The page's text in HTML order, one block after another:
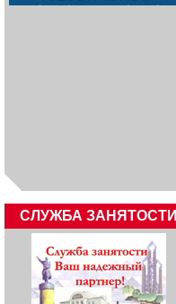
CЛУЖБА ЗАНЯТОСТИ